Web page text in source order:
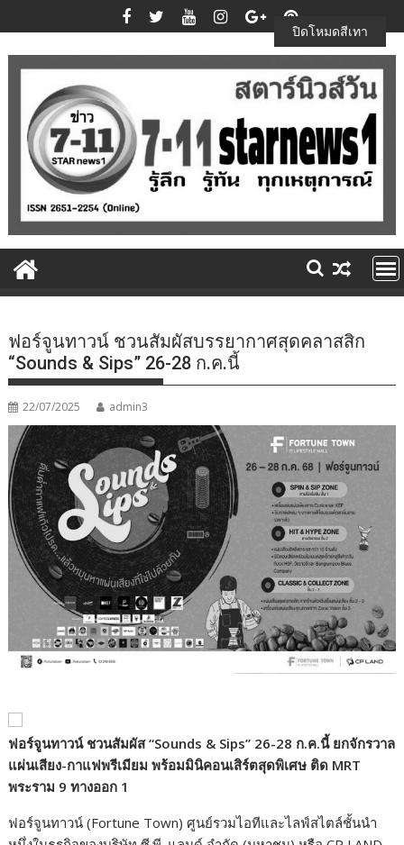
to
content
ฟอร์จูนทาวน์ ชวนสัมผัสบรรยากาศสุดคลาสสิก
“Sounds & Sips” 26-28 ก.ค.นี้
22/07/2025 admin3
ฟอร์จูนทาวน์ ชวนสัมผัส“Sounds & Sips” 26-28 ก.ค.นี้ ยกจักรวาล
แผ่นเสียง-กาแฟพรีเมียม พร้อมมินิคอนเสิร์ตสุดพิเศษ ติด MRT
พระราม 9 ทางออก 1
ฟอร์จูนทาวน์ (Fortune Town) ศูนย์รวมไอทีและไลฟ์สไตล์ชั้นนำ
ปิดโหมดสีเทา